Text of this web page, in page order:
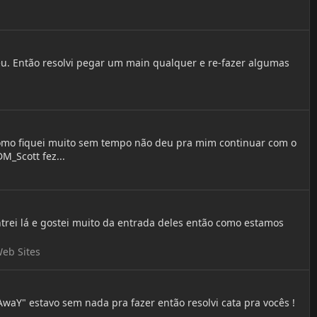
Então resolvi pegar um main qualquer e re-fazer algumas
fiquei muito sem tempo não deu pra mim continuar com o
fez...
lá e gostei muito da entrada deles então como estamos
Sites
estavo sem nada pra fazer então resolvi cata pra vocês !